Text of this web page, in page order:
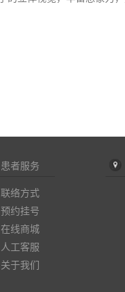
患者服务
联络方式
预约挂号
在线商城
人工客服
关于我们